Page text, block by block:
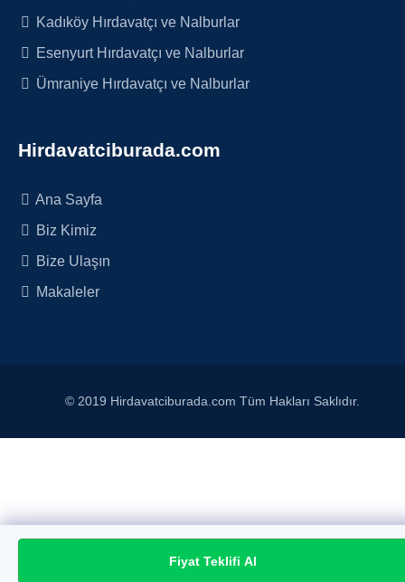
Fiyat Teklifi Al
Kadıköy Hırdavatçı ve Nalburlar
Esenyurt Hırdavatçı ve Nalburlar
Ümraniye Hırdavatçı ve Nalburlar
Hirdavatciburada.com
Ana Sayfa
Biz Kimiz
Bize Ulaşın
Makaleler
© 2019 Hirdavatciburada.com Tüm Hakları Saklıdır.